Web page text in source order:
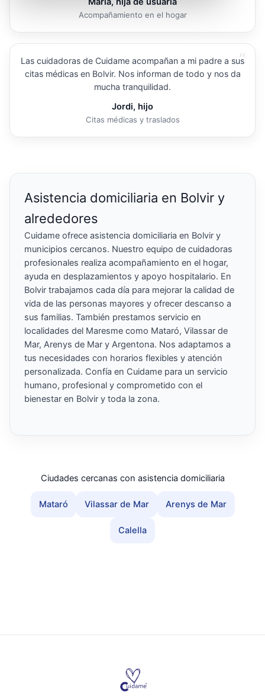
Acompañamiento en el hogar
“
Las cuidadoras de Cuidame acompañan a mi padre a sus
citas médicas en Bolvir. Nos informan de todo y nos da
mucha tranquilidad.
Jordi, hijo
Citas médicas y traslados
Asistencia domiciliaria en Bolvir y
alrededores
Cuidame ofrece asistencia domiciliaria en Bolvir y
municipios cercanos. Nuestro equipo de cuidadoras
profesionales realiza acompañamiento en el hogar,
ayuda en desplazamientos y apoyo hospitalario. En
Bolvir trabajamos cada día para mejorar la calidad de
vida de las personas mayores y ofrecer descanso a
sus familias. También prestamos servicio en
localidades del Maresme como Mataró, Vilassar de
Mar, Arenys de Mar y Argentona. Nos adaptamos a
tus necesidades con horarios flexibles y atención
personalizada. Confía en Cuidame para un servicio
humano, profesional y comprometido con el
bienestar en Bolvir y toda la zona.
Ciudades cercanas con asistencia domiciliaria
Mataró Vilassar de Mar Arenys de Mar
Calella